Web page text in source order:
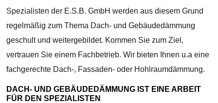
Spezialisten der E.S.B. GmbH werden aus diesem Grund
regelmäßig zum Thema Dach- und Gebäudedämmung
geschult und weitergebildet. Kommen Sie zum Ziel,
vertrauen Sie einem Fachbetrieb. Wir bieten Ihnen u.a eine
fachgerechte Dach-, Fassaden- oder Hohlraumdämmung.
DACH- UND GEBÄUDEDÄMMUNG IST EINE ARBEIT
FÜR DEN SPEZIALISTEN